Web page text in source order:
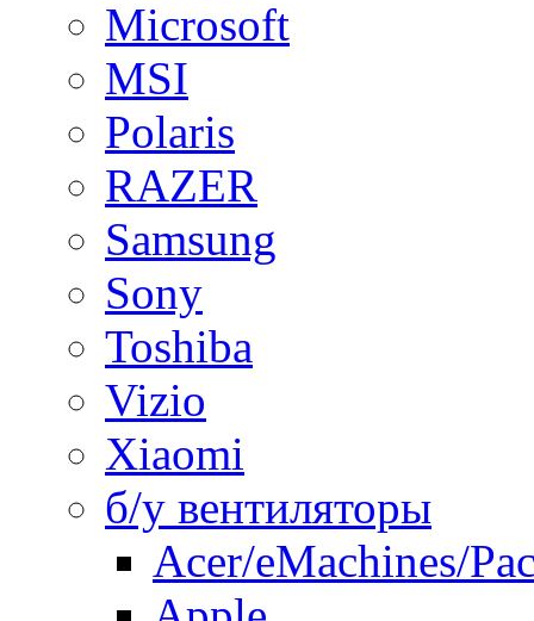
Microsoft
MSI
Polaris
RAZER
Samsung
Sony
Toshiba
Vizio
Xiaomi
б/у вентиляторы
Acer/eMachines/